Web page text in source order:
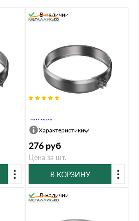
430 0,50
В наличии
Характеристики
276 руб
Цена за шт.
В КОРЗИНУ
В наличии